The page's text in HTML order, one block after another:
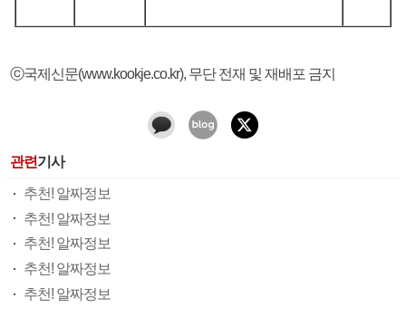
ⓒ국제신문(www.kookje.co.kr), 무단 전재 및 재배포 금지
관련기사
추천! 알짜정보
추천! 알짜정보
추천! 알짜정보
추천! 알짜정보
추천! 알짜정보